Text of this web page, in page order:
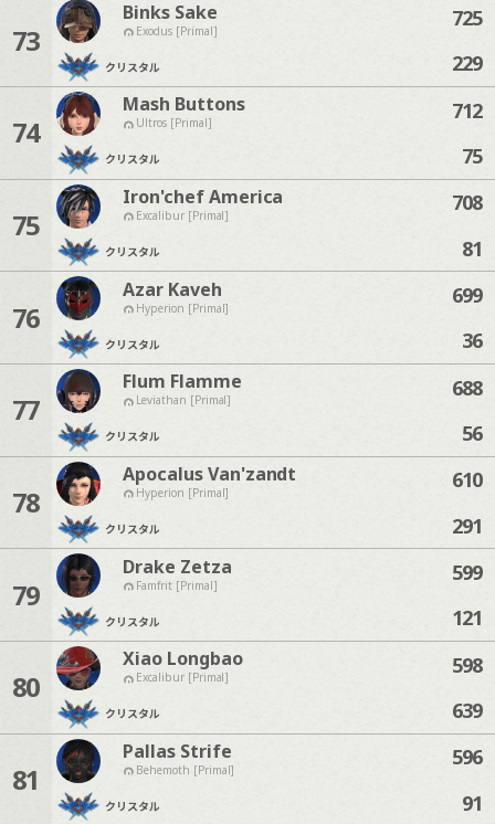
73
Binks Sake
Exodus [Primal]
クリスタル
725
229
74
Mash Buttons
Ultros [Primal]
クリスタル
712
75
75
Iron'chef America
Excalibur [Primal]
クリスタル
708
81
76
Azar Kaveh
Hyperion [Primal]
クリスタル
699
36
77
Flum Flamme
Leviathan [Primal]
クリスタル
688
56
78
Apocalus Van'zandt
Hyperion [Primal]
クリスタル
610
291
79
Drake Zetza
Famfrit [Primal]
クリスタル
599
121
80
Xiao Longbao
Excalibur [Primal]
クリスタル
598
639
81
Pallas Strife
Behemoth [Primal]
クリスタル
596
91